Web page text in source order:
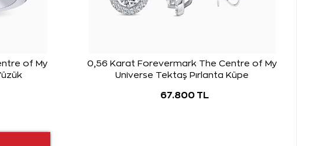
of My
0,56 Karat Forevermark The Centre of My
Universe Tektaş Pırlanta Küpe
67.800 TL